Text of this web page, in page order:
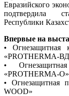
Евразийского
подтвердила
Республики
Впервые на
• Огнезащитная
«PROTHERMA-
•
«PROTHERMA-О»
• Огнезащитная
WOOD»